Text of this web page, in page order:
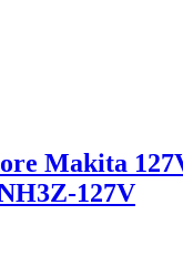
Makita
127V